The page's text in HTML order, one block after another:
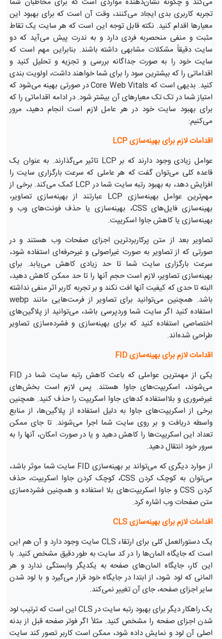
تجربه کاربری بدی ایجاد می‌کنند، وقت آن است که برای بهبود این
معیارها اقدام کنید. نکته قابل توجه این است که هر سایت یک تقاط
مثبت و منفی منحصربه فردی دارد و به ندرت پیش می‌آید که دو
سایت دقیقاً مشکلات مشابهی داشته باشند. بنابراین مهم است که
سایت خود را به صورت جداگانه بررسی و تجزیه و تحلیل کنید و
اقداماتی را که بیشترین سود را برای شما خواهند داشت، اولویت بندی
کنید. بدیهی است که Core Web Vitals در صورتی بهینه می‌شود که
امتیاز شما در تک تک معیارهای آن بیشتر شود. در ادامه اقداماتی را که
برای بهبود سایت خود در هر عامل لازم است انجام دهید، مرور
می‌کنیم:
اقدامات لازم برای بهینه‌سازی LCP
عوامل زیادی وجود دارند که بر LCP تاثیر می‌گذارند. به عنوان یک
قاعده کلی می‌توان گفت که هر عاملی که سرعت بارگزاری سایت را
افزایش دهد، به بهبود رتبه سایت شما در LCP کمک می‌کند. برخی از
مهم‌ترین عوامل بهینه‌سازی LCP عبارتند از بهینه‌سازی تصاویر،
بهینه‌سازی فایل‌های CSS، بهینه‌سازی یا حذف فونت‌های وب و
بهینه‌سازی یا کاهش جاوا اسکریپت.
تصاویر بعد از متن پرکاربردترین اجزای صفحات وب هستند و در
صورتی که از تصاویر به صورت غیراصولی و غیرحرفه‌ای استفاده شود،
سرعت بارگزاری سایت شما تا حد زیادی کاهش می‌یابد. برای
بهینه‌سازی تصاویر، لازم است حجم آنها را تا حد ممکن کاهش دهید،
البته تا حدی که کیفیت آنها افت نکند و بر تجربه کاربر اثر منفی نداشته
باشد. همچنین می‌توانید برای تصاویر از فرمت‌هایی مانند webp
استفاده کنید اگر سایت شما وردپرسی باشد، می‌توانید از پلاگین‌های
اختصاصی استفاده کنید که برای بهینه‌سازی و فشرده‌سازی تصاویر
طراحی شده‌اند.
اقدامات لازم برای بهینه‌سازی FID
یکی از مهمترین عواملی که باعث کاهش رتبه سایت شما در FID
می‌شوند، اسکریپت‌های جاوا هستند. پس لازم است بخش‌های
غیرضروری و بلااستفاده کدهای جاوا اسکریپت را حذف کنید. همچنین
برخی از اسکریپت‌های جاوا به دلیل استفاده از پلاگین‌ها، از منابع
واسطه دریافت و بر روی سایت شما اجرا می‌شوند. تا جای ممکن
تعداد این اسکریپت‌ها را کاهش دهید و یا در صورت امکان، آنها را به
سرور خود انتقال دهید.
از موارد دیگری که می‌تواند بر بهینه‌سازی FID سایت شما موثر باشد،
می‌توان به کوچک کردن CSS، کوچک کردن جاوا اسکریپت، حذف
کردن CSS و جاوا اسکریپت‌های بلا استفاده و همچنین فشرده‌سازی
متن صفحات وب اشاره کرد.
اقدامات لازم برای بهینه‌سازی CLS
یک دستورالعمل کلی برای ارتقاء CLS سایت وجود دارد و آن هم این
است که جایگاه المان‌ها را در کد سایت به طور دقیق مشخص کنید. با
این کار، جایگاه المان‌های صفحه به یکدیگر وابستگی ندارد و هر
المانی که لود شود، از ابتدا در جایگاه خود قرار می‌گیرد و با لود شدن
سایر اجزای صفحه، جای آن تغییر نمی‌کند.
یک راهکار دیگر برای بهبود رتبه سایت در CLS این است که ترتیب لود
شدن اجزای صفحه را مشخص کنید. مثلاً اگر فوتر صفحه قبل از بدنه
اصلی آن لود و نمایش داده شود، ممکن است کاربر تصور کند سایت